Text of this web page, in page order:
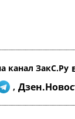
канал ЗакС.Ру
,